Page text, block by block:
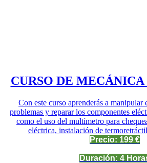
CURSO DE
Con este curso aprenderás a
problemas y reparar los componentes
como el uso del multímetro para
eléctrica, instalación de
Precio: 199 €
Duración: 4